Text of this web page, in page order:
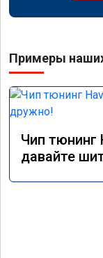
Примеры
Чип тюнинг
давайте